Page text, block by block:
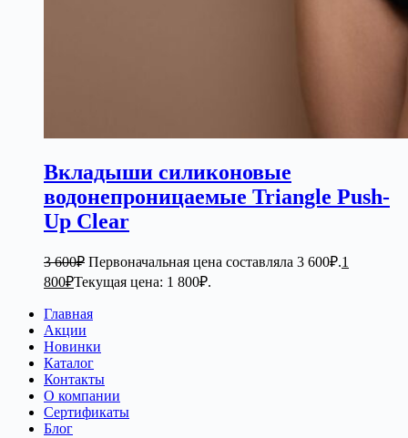
Вкладыши силиконовые
водонепроницаемые Triangle Push-
Up Clear
3 600₽ Первоначальная цена составляла 3 600₽.1
800₽Текущая цена: 1 800₽.
Главная
Акции
Новинки
Каталог
Контакты
О компании
Сертификаты
Блог